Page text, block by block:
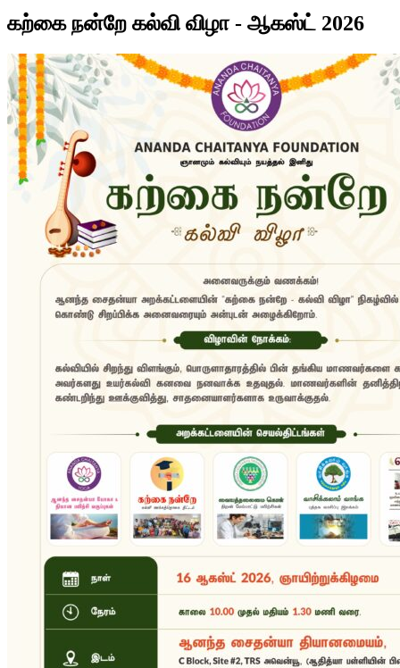
கற்கை நன்றே கல்வி விழா - ஆகஸ்ட் 2026